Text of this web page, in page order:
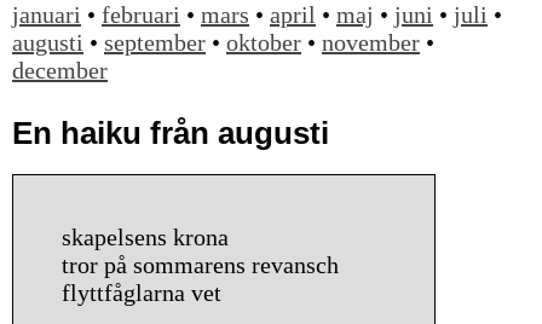
januari • februari • mars • april • maj • juni • juli •
augusti • september • oktober • november •
december
En haiku från augusti
skapelsens krona
tror på sommarens revansch
flyttfåglarna vet